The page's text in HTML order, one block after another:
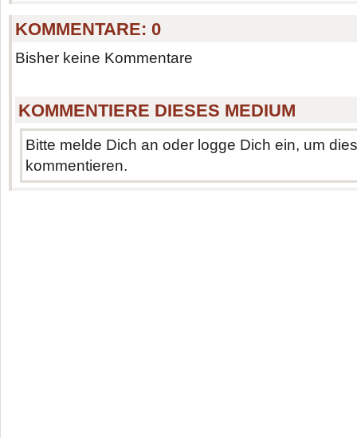
KOMMENTARE:0
Bisher keine Kommentare
KOMMENTIERE DIESES MEDIUM
Bitte melde Dich an oder logge Dich ein, um
kommentieren.